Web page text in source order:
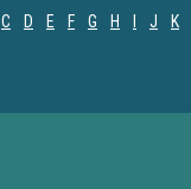
C D E F G H J K